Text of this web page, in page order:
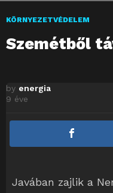
KÖRNYEZETVÉDELEM
Szemétből
by energia
9 éve
Javában zajlik a